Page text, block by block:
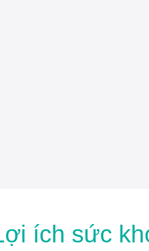
ích sức